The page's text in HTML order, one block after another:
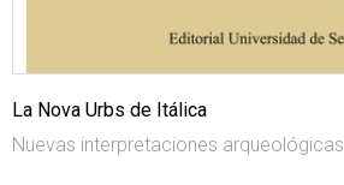
La Nova Urbs de Itálica
Nuevas interpretaciones arqueológicas